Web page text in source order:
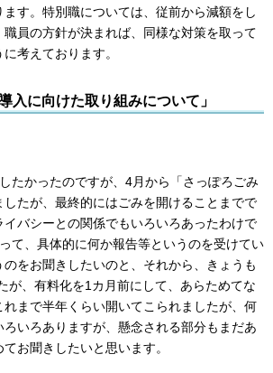
す。特別職については、従前から減額をし
員の方針が決まれば、同様な対策を取って
考えております。
入に向けた取り組みについて」
たかったのですが、4月から「さっぽろごみ
たが、最終的にはごみを開けることまでで
イバシーとの関係でもいろいろあったわけで
て、具体的に何か報告等というのを受けてい
のをお聞きしたいのと、それから、きょうも
が、有料化を1カ月前にして、あらためてな
まで半年くらい開いてこられましたが、何
いろありますが、懸念される部分もまだあ
お聞きしたいと思います。